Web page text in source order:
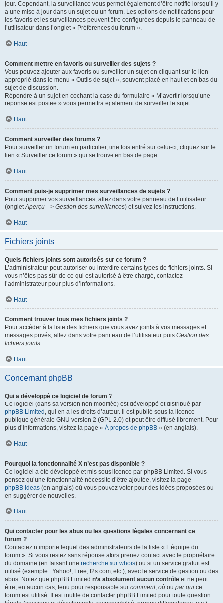
jour. Cependant, la surveillance vous permet également d’être notifié lorsqu’il y
a une mise à jour dans un sujet ou un forum. Les options de notifications pour
les favoris et les surveillances peuvent être configurées depuis le panneau de
l’utilisateur dans l’onglet « Préférences du forum ».
Haut
Comment mettre en favoris ou surveiller des sujets ?
Vous pouvez ajouter aux favoris ou surveiller un sujet en cliquant sur le lien
approprié dans le menu « Outils de sujet », souvent placé en haut et en bas du
sujet de discussion.
Répondre à un sujet en cochant la case du formulaire « M’avertir lorsqu’une
réponse est postée » vous permettra également de surveiller le sujet.
Haut
Comment surveiller des forums ?
Pour surveiller un forum en particulier, une fois entré sur celui-ci, cliquez sur le
lien « Surveiller ce forum » qui se trouve en bas de page.
Haut
Comment puis-je supprimer mes surveillances de sujets ?
Pour supprimer vos surveillances, allez dans votre panneau de l’utilisateur
(ongletAperçu --> Gestion des surveillances) et suivez les instructions.
Haut
Fichiers joints
Quels fichiers joints sont autorisés sur ce forum ?
L’administrateur peut autoriser ou interdire certains types de fichiers joints. Si
vous n’êtes pas sûr de ce qui est autorisé à être chargé, contactez
l’administrateur pour plus d’informations.
Haut
Comment trouver tous mes fichiers joints ?
Pour accéder à la liste des fichiers que vous avez joints à vos messages et
messages privés, allez dans votre panneau de l’utilisateur puis Gestion des
fichiers joints.
Haut
Concernant phpBB
Qui a développé ce logiciel de forum ?
Ce logiciel (dans sa version non modifiée) est développé et distribué par
phpBB Limited , qui en a les droits d’auteur. Il est publié sous la licence
publique générale GNU version 2 (GPL-2.0) et peut être diffusé librement. Pour
plus d’informations, visitez la page « À propos de phpBB » (en anglais).
Haut
Pourquoi la fonctionnalité X n’est pas disponible ?
Ce logiciel a été développé et mis sous licence par phpBB Limited. Si vous
pensez qu’une fonctionnalité nécessite d’être ajoutée, visitez la page
phpBB Ideas (en anglais) où vous pouvez voter pour des idées proposées ou
en suggérer de nouvelles.
Haut
Qui contacter pour les abus ou les questions légales concernant ce
forum ?
Contactez n’importe lequel des administrateurs de la liste « L’équipe du
forum ». Si vous restez sans réponse alors prenez contact avec le propriétaire
du domaine (en faisant une recherche sur whois) ou si un service gratuit est
utilisé (exemple : Yahoo!, Free, f2s.com, etc.), avec le service de gestion ou des
abus. Notez que phpBB Limited n’a absolument aucun contrôle et ne peut
être, en aucun cas, tenu pour responsable sur comment, où ou par qui ce
forum est utilisé. Il est inutile de contacter phpBB Limited pour toute question